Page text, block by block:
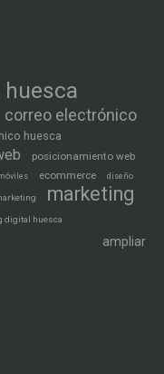
correo electrónico
huesca
posicionamiento web
ecommerce diseño
marketing
digital huesca
ampliar